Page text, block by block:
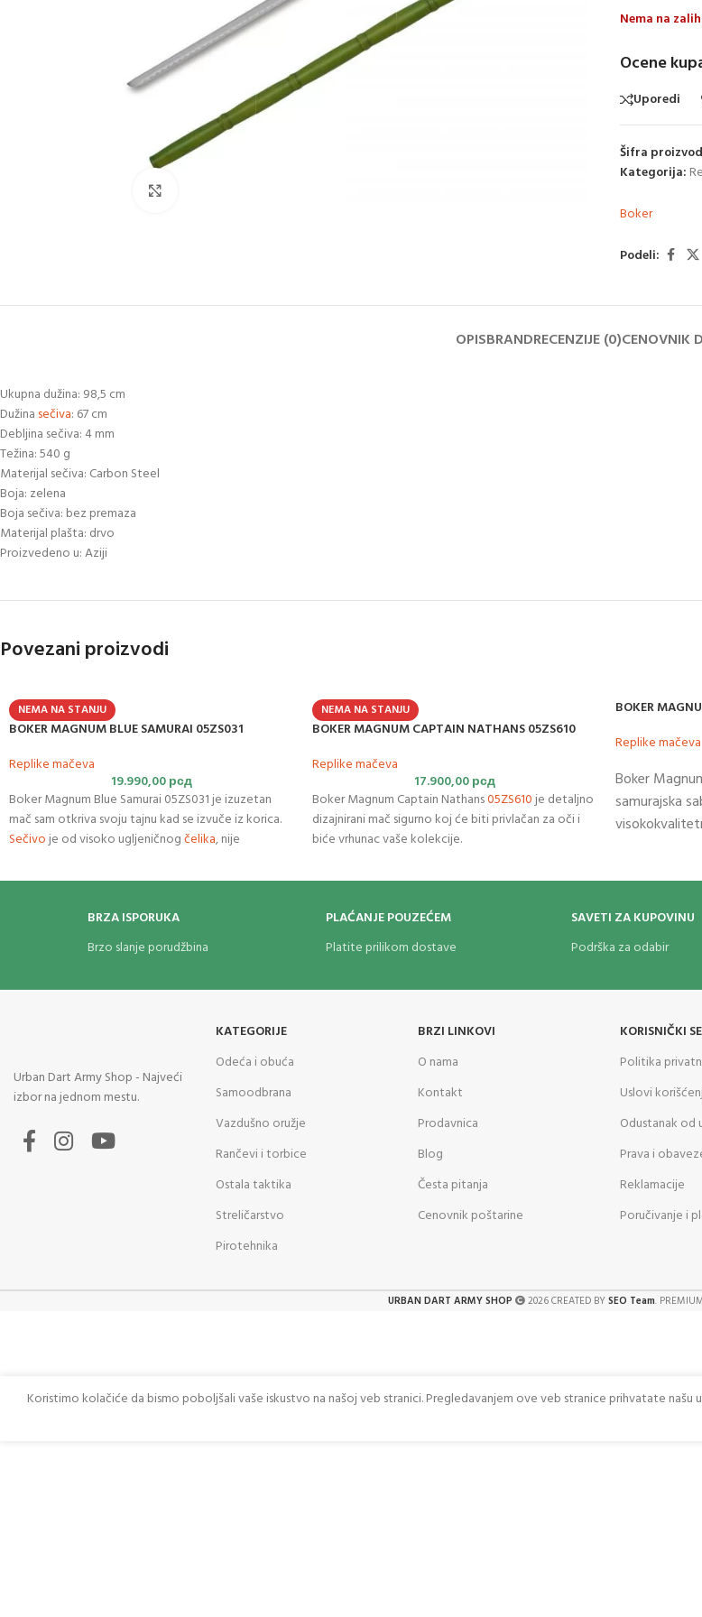
Nema na
Ocene
Uporedi
Šifra
Kategorija:
Boker
Podeli:
OPISBRANDRECENZIJE (0)CENOVNIK
Ukupna dužina: 98,5 cm
Dužina sečiva: 67 cm
Debljina sečiva: 4 mm
Težina: 540 g
Materijal sečiva: Carbon Steel
Boja: zelena
Boja sečiva: bez premaza
Materijal plašta: drvo
Proizvedeno u: Aziji
Povezani proizvodi
NEMA NA STANJU
BOKER MAGNUM BLUE SAMURAI 05ZS031
Replike mačeva
19.990,00рсд
Boker Magnum Blue Samurai 05ZS031 je izuzetan
mač sam otkriva svoju tajnu kad se izvuče iz korica.
Sečivoje od visoko ugljeničnogčelika, nije
plava boja koja je njegov zaštitni znak. Vešto
akcentima. Drška katane je omotana crnom
pamučnom tkaninom. Štitnici “tsuba” i delovi na
koricama su od mesinga. Lakirane drvene korice od
NEMA NA STANJU
BOKER MAGNUM CAPTAIN NATHANS 05ZS610
Replike mačeva
17.900,00рсд
Boker Magnum Captain Nathans05ZS610je detaljno
dizajnirani mač sigurno koj će biti privlačan za oči i
biće vrhunac vaše kolekcije.
BOKER
Replike mačeva
Boker
samurajska
livenog
korice crne
BRZA ISPORUKA
Brzo slanje porudžbina
PLAĆANJE POUZEĆEM
Platite prilikom dostave
SAVETI ZA KUPOVINU
Podrška za odabir
Urban Dart Army Shop - Najveći
izbor na jednom mestu.
KATEGORIJE
Odeća i obuća
Samoodbrana
Vazdušno oružje
Rančevi i torbice
Ostala taktika
Streličarstvo
Pirotehnika
BRZI LINKOVI
O nama
Kontakt
Prodavnica
Blog
Česta pitanja
Cenovnik poštarine
KORISNIČKI
Politika
Uslovi
Odustanak od
Prava i
Reklamacije
Poručivanje i
URBAN DART ARMY SHOP 2026 CREATED BYSEO Team.
Koristimo kolačiće da bismo poboljšali vaše iskustvo na našoj veb stranici. Pregledavanjem ove veb stranice prihvatate našu